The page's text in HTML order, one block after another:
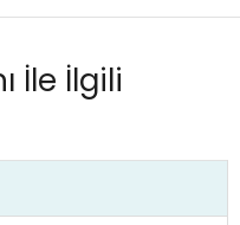
İle İlgili